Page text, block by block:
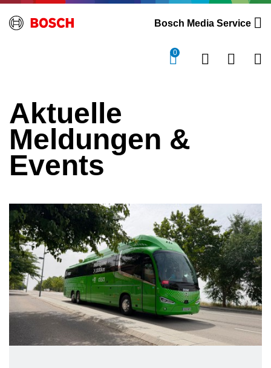
Bosch Media Service
0
Aktuelle
Meldungen &
Events